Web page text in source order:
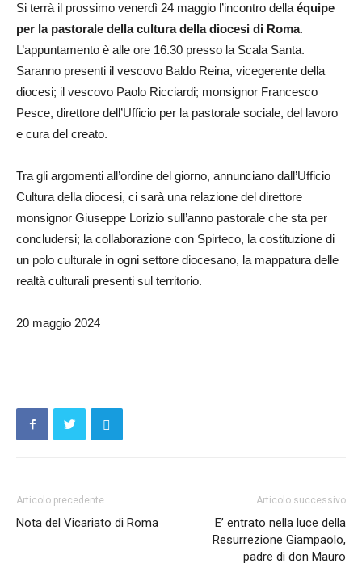
Si terrà il prossimo venerdì 24 maggio l’incontro della équipe
per la pastorale della cultura della diocesi di Roma.
L’appuntamento è alle ore 16.30 presso la Scala Santa.
Saranno presenti il vescovo Baldo Reina, vicegerente della
diocesi; il vescovo Paolo Ricciardi; monsignor Francesco
Pesce, direttore dell’Ufficio per la pastorale sociale, del lavoro
e cura del creato.
Tra gli argomenti all’ordine del giorno, annunciano dall’Ufficio
Cultura della diocesi, ci sarà una relazione del direttore
monsignor Giuseppe Lorizio sull’anno pastorale che sta per
concludersi; la collaborazione con Spirteco, la costituzione di
un polo culturale in ogni settore diocesano, la mappatura delle
realtà culturali presenti sul territorio.
20 maggio 2024
Articolo precedente
Nota del Vicariato di Roma
Articolo successivo
E’ entrato nella luce della
Resurrezione Giampaolo,
padre di don Mauro